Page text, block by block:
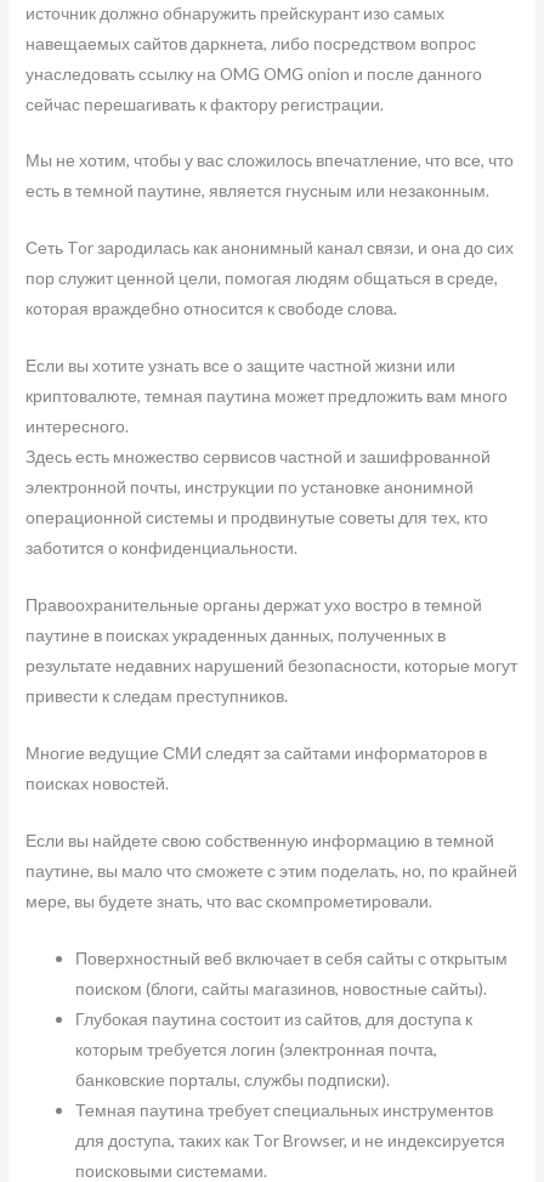
источник должно обнаружить прейскурант изо самых
навещаемых сайтов даркнета, либо посредством вопрос
унаследовать ссылку на OMG OMG onion и после данного
сейчас перешагивать к фактору регистрации.
Мы не хотим, чтобы у вас сложилось впечатление, что все, что
есть в темной паутине, является гнусным или незаконным.
Сеть Tor зародилась как анонимный канал связи, и она до сих
пор служит ценной цели, помогая людям общаться в среде,
которая враждебно относится к свободе слова.
Если вы хотите узнать все о защите частной жизни или
криптовалюте, темная паутина может предложить вам много
интересного.
Здесь есть множество сервисов частной и зашифрованной
электронной почты, инструкции по установке анонимной
операционной системы и продвинутые советы для тех, кто
заботится о конфиденциальности.
Правоохранительные органы держат ухо востро в темной
паутине в поисках украденных данных, полученных в
результате недавних нарушений безопасности, которые могут
привести к следам преступников.
Многие ведущие СМИ следят за сайтами информаторов в
поисках новостей.
Если вы найдете свою собственную информацию в темной
паутине, вы мало что сможете с этим поделать, но, по крайней
мере, вы будете знать, что вас скомпрометировали.
Поверхностный веб включает в себя сайты с открытым
поиском (блоги, сайты магазинов, новостные сайты).
Глубокая паутина состоит из сайтов, для доступа к
которым требуется логин (электронная почта,
банковские порталы, службы подписки).
Темная паутина требует специальных инструментов
для доступа, таких как Tor Browser, и не индексируется
поисковыми системами.